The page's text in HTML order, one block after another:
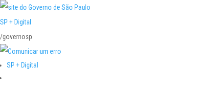
SP + Digital
/governosp
SP + Digital